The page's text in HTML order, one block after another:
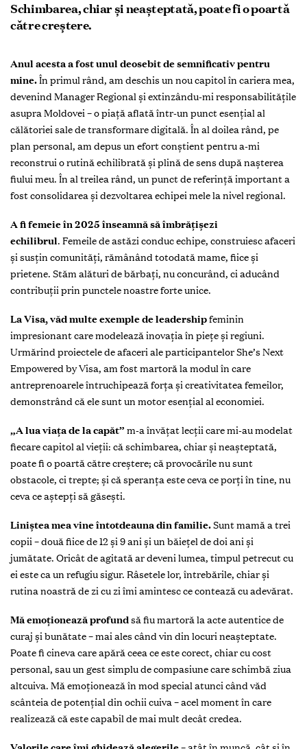
Schimbarea, chiar și neașteptată, poate fi o poartă
către creștere.
Anul acesta a fost unul deosebit de semnificativ pentru
mine.În primul rând, am deschis un nou capitol în cariera mea,
devenind Manager Regional și extinzându-mi responsabilitățile
asupra Moldovei – o piață aflată într-un punct esențial al
călătoriei sale de transformare digitală. În al doilea rând, pe
plan personal, am depus un efort conștient pentru a-mi
reconstrui o rutină echilibrată și plină de sens după nașterea
fiului meu. În al treilea rând, un punct de referință important a
fost consolidarea și dezvoltarea echipei mele la nivel regional.
A fi femeie în 2025 înseamnă să îmbrățișezi
echilibrul. Femeile de astăzi conduc echipe, construiesc afaceri
și susțin comunități, rămânând totodată mame, fiice și
prietene. Stăm alături de bărbați, nu concurând, ci aducând
contribuții prin punctele noastre forte unice.
La Visa, văd multe exemple de leadershipfeminin
impresionant care modelează inovația în piețe și regiuni.
Urmărind proiectele de afaceri ale participantelor She’s Next
Empowered by Visa, am fost martoră la modul în care
antreprenoarele întruchipează forța și creativitatea femeilor,
demonstrând că ele sunt un motor esențial al economiei.
„A lua viața de la capăt” m-a învățat lecții care mi-au modelat
fiecare capitol al vieții: că schimbarea, chiar și neașteptată,
poate fi o poartă către creștere; că provocările nu sunt
obstacole, ci trepte; și că speranța este ceva ce porți în tine, nu
ceva ce aștepți să găsești.
Liniștea mea vine întotdeauna din familie.Sunt mamă a trei
copii – două fiice de 12 și 9 ani și un băiețel de doi ani și
jumătate. Oricât de agitată ar deveni lumea, timpul petrecut cu
ei este ca un refugiu sigur. Râsetele lor, întrebările, chiar și
rutina noastră de zi cu zi îmi amintesc ce contează cu adevărat.
Mă emoționează profundsă fiu martoră la acte autentice de
curaj și bunătate – mai ales când vin din locuri neașteptate.
Poate fi cineva care apără ceea ce este corect, chiar cu cost
personal, sau un gest simplu de compasiune care schimbă ziua
altcuiva. Mă emoționează în mod special atunci când văd
scânteia de potențial din ochii cuiva – acel moment în care
realizează că este capabil de mai mult decât credea.